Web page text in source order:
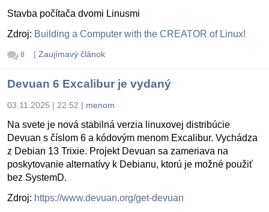
Stavba počítača dvomi Linusmi
Zdroj: Building a Computer with the CREATOR of Linux!
8 | Zaujímavý článok
Devuan 6 Excalibur je vydaný
03.11.2025 | 22:52 | menom
Na svete je nová stabilná verzia linuxovej distribúcie
Devuan s číslom 6 a kódovým menom Excalibur. Vychádza
z Debian 13 Trixie. Projekt Devuan sa zameriava na
poskytovanie alternatívy k Debianu, ktorú je možné použiť
bez SystemD.
Zdroj: https://www.devuan.org/get-devuan